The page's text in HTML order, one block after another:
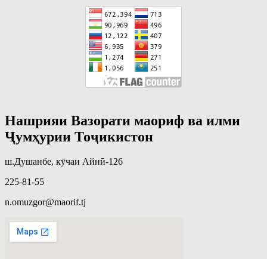
Нашрияи Вазорати маориф ва илми
Ҷумҳурии Тоҷикистон
ш.Душанбе, кӯчаи Айнӣ-126
225-81-55
n.omuzgor@maorif.tj